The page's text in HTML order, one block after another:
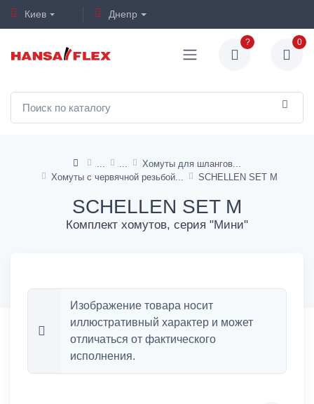
Киев Днепр
? 0
Хомуты для шлангов
Хомуты с червячной резьбой
SCHELLEN SET M
SCHELLEN SET M
Комплект хомутов, серия "Мини"
Изображение товара носит
иллюстративный характер и может
отличаться от фактического
исполнения.